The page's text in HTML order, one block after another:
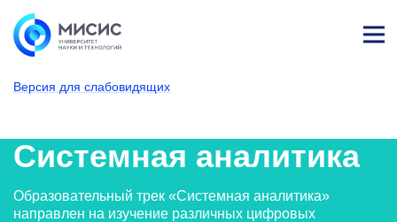
Версия для слабовидящих
т
Системная аналитика
Образовательный трек «Системная аналитика»
направлен на изучение различных цифровых